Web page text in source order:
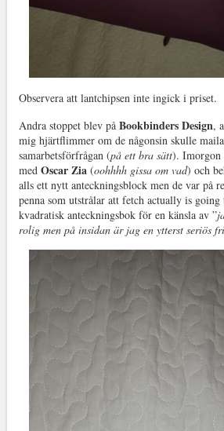
Observera att lantchipsen inte ingick i priset.
Andra stoppet blev på Bookbinders Design,
mig hjärtflimmer om de någonsin skulle
samarbetsförfrågan (på ett bra sätt). Imorgon
med Oscar Zia(oohhhh gissa om vad) och
alls ett nytt anteckningsblock men de var på
penna som utstrålar att fetch actually is going
kvadratisk anteckningsbok för en känsla av ”
rolig men på insidan är jag en ytterst seriös